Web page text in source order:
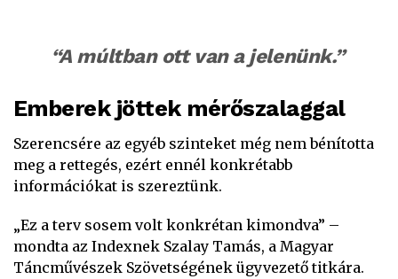
“A múltban ott van a jelenünk.”
Emberek jöttek mérőszalaggal
Szerencsére az egyéb szinteket még nem bénította
meg a rettegés, ezért ennél konkrétabb
információkat is szereztünk.
„Ez a terv sosem volt konkrétan kimondva” –
mondta az Indexnek Szalay Tamás, a Magyar
Táncművészek Szövetségének ügyvezető titkára.